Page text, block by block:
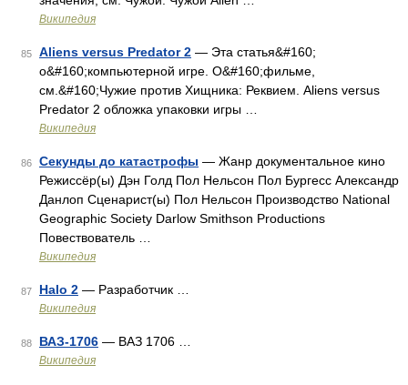
Википедия
85 Aliens versus Predator 2 — Эта статья&#160;
о&#160;компьютерной игре. О&#160;фильме,
см.&#160;Чужие против Хищника: Реквием. Aliens versus
Predator 2 обложка упаковки игры …
Википедия
86 Секунды до катастрофы — Жанр документальное кино
Режиссёр(ы) Дэн Голд Пол Нельсон Пол Бургесс Александр
Данлоп Сценарист(ы) Пол Нельсон Производство National
Geographic Society Darlow Smithson Productions
Повествователь …
Википедия
87 Halo 2 — Разработчик …
Википедия
88 ВАЗ-1706 — ВАЗ 1706 …
Википедия